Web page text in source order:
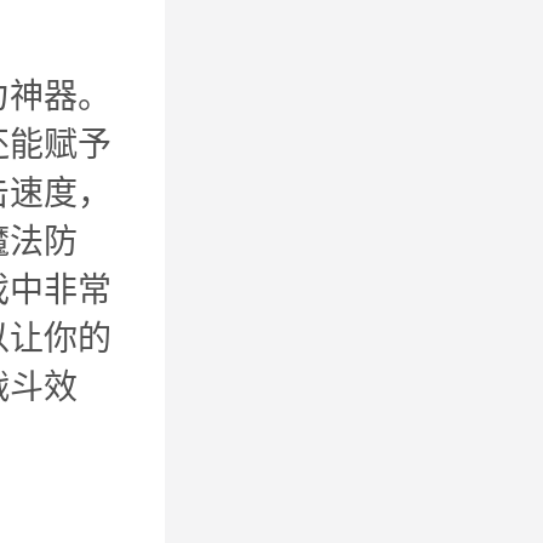
器。
赋予
度，
法防
非常
你的
斗效